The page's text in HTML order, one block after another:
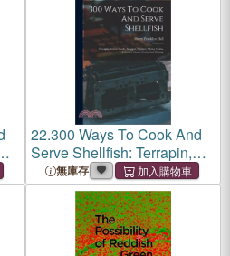
22.300 Ways To Cook And
Serve Shellfish: Terrapin,
Green Turtle, Snapper,
Oysters, Oyster Crabs,
Lobsters, Clams, Crabs And
Shrimp
無庫存